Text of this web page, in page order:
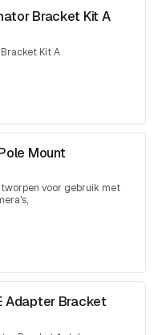
Bracket Kit A
Kit A
Mount
voor gebruik met
Adapter Bracket